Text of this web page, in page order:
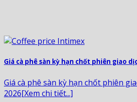
Giá cà phê sàn kỳ hạn chốt phiên giao
Giá cà phê sàn kỳ hạn chốt phiên
2026[Xem chi tiết...]